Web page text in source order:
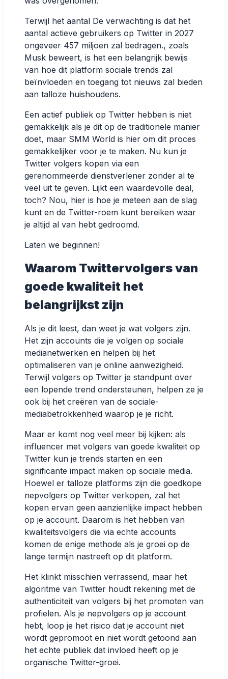
Terwijl het aantal De verwachting is dat het
aantal actieve gebruikers op Twitter in 2027
ongeveer 457 miljoen zal bedragen., zoals
Musk beweert, is het een belangrijk bewijs
van hoe dit platform sociale trends zal
beïnvloeden en toegang tot nieuws zal bieden
aan talloze huishoudens.
Een actief publiek op Twitter hebben is niet
gemakkelijk als je dit op de traditionele manier
doet, maar SMM World is hier om dit proces
gemakkelijker voor je te maken. Nu kun je
Twitter volgers kopen via een
gerenommeerde dienstverlener zonder al te
veel uit te geven. Lijkt een waardevolle deal,
toch? Nou, hier is hoe je meteen aan de slag
kunt en de Twitter-roem kunt bereiken waar
je altijd al van hebt gedroomd.
Laten we beginnen!
Waarom Twittervolgers van
goede kwaliteit het
belangrijkst zijn
Als je dit leest, dan weet je wat volgers zijn.
Het zijn accounts die je volgen op sociale
medianetwerken en helpen bij het
optimaliseren van je online aanwezigheid.
Terwijl volgers op Twitter je standpunt over
een lopende trend ondersteunen, helpen ze je
ook bij het creëren van de sociale-
mediabetrokkenheid waarop je je richt.
Maar er komt nog veel meer bij kijken: als
influencer met volgers van goede kwaliteit op
Twitter kun je trends starten en een
significante impact maken op sociale media.
Hoewel er talloze platforms zijn die goedkope
nepvolgers op Twitter verkopen, zal het
kopen ervan geen aanzienlijke impact hebben
op je account. Daarom is het hebben van
kwaliteitsvolgers die via echte accounts
komen de enige methode als je groei op de
lange termijn nastreeft op dit platform.
Het klinkt misschien verrassend, maar het
algoritme van Twitter houdt rekening met de
authenticiteit van volgers bij het promoten van
profielen. Als je nepvolgers op je account
hebt, loop je het risico dat je account niet
wordt gepromoot en niet wordt getoond aan
het echte publiek dat invloed heeft op je
organische Twitter-groei.